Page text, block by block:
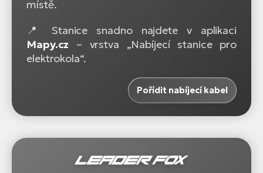
místě.
📍 Stanice snadno najdete v aplikaci
Mapy.cz – vrstva „Nabíjecí stanice pro
elektrokola“.
Pořídit nabíjecí kabel